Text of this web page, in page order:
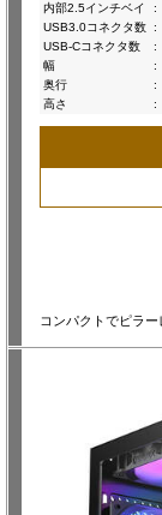
内部2.5インチベイ
:
USB3.0コネクタ数 :
USB-Cコネクタ数
:
幅
:
奥行
:
高さ
:
コンパクトでピラ